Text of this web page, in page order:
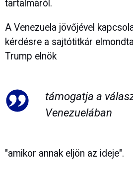
tartalmáról.
A Venezuela jövőjével
kérdésre a sajtótitkár
Trump elnök
támogatja a
Venezuelában
"amikor annak eljön az ideje".